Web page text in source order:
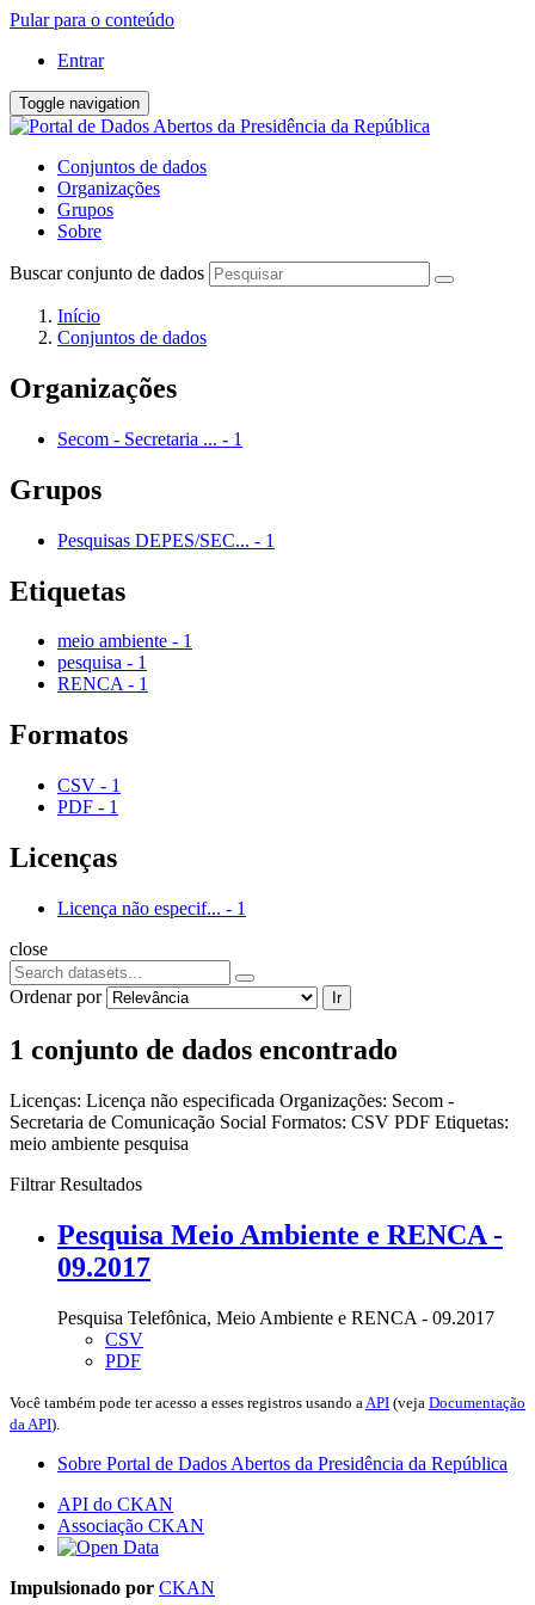
Pular para o conteúdo
Entrar
Toggle navigation
Conjuntos de dados
Organizações
Grupos
Sobre
Buscar conjunto de dados
Início
Conjuntos de dados
Organizações
Secom - Secretaria ... - 1
Grupos
Pesquisas DEPES/SEC... - 1
Etiquetas
meio ambiente - 1
pesquisa - 1
RENCA - 1
Formatos
CSV - 1
PDF - 1
Licenças
Licença não especif... - 1
close
Ordenar por Ir
1 conjunto de dados encontrado
Licenças: Licença não especificada Organizações: Secom -
Secretaria de Comunicação Social Formatos: CSV PDF Etiquetas:
meio ambiente pesquisa
Filtrar Resultados
Pesquisa Meio Ambiente e RENCA -
09.2017
Pesquisa Telefônica, Meio Ambiente e RENCA - 09.2017
CSV
PDF
Você também pode ter acesso a esses registros usando a API (veja Documentação
da API).
Sobre Portal de Dados Abertos da Presidência da República
API do CKAN
Associação CKAN
Impulsionado por CKAN